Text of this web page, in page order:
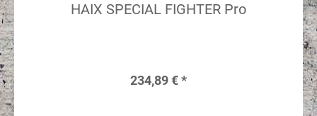
HAIX SPECIAL FIGHTER Pro
234,89 € *